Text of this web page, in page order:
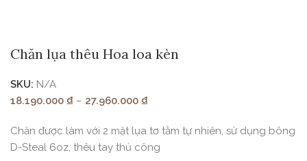
Chăn lụa thêu Hoa loa kèn
SKU: N/A
18.190.000 ₫ – 27.960.000 ₫
Chăn được làm với 2 mặt lụa tơ tằm tự nhiên, sử dụng bông
D-Steal 6oz, thêu tay thủ công